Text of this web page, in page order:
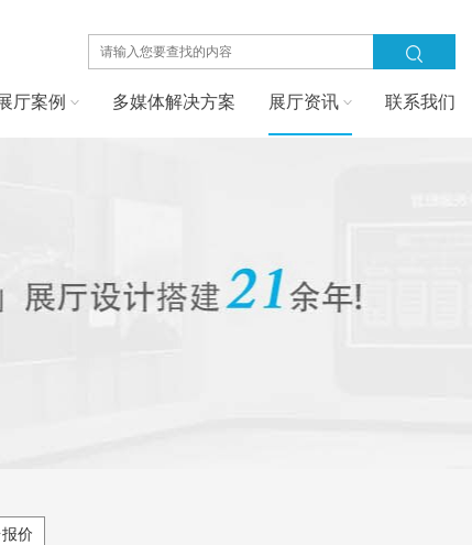
厅案例 多媒体解决方案 展厅资讯 联系我们
价